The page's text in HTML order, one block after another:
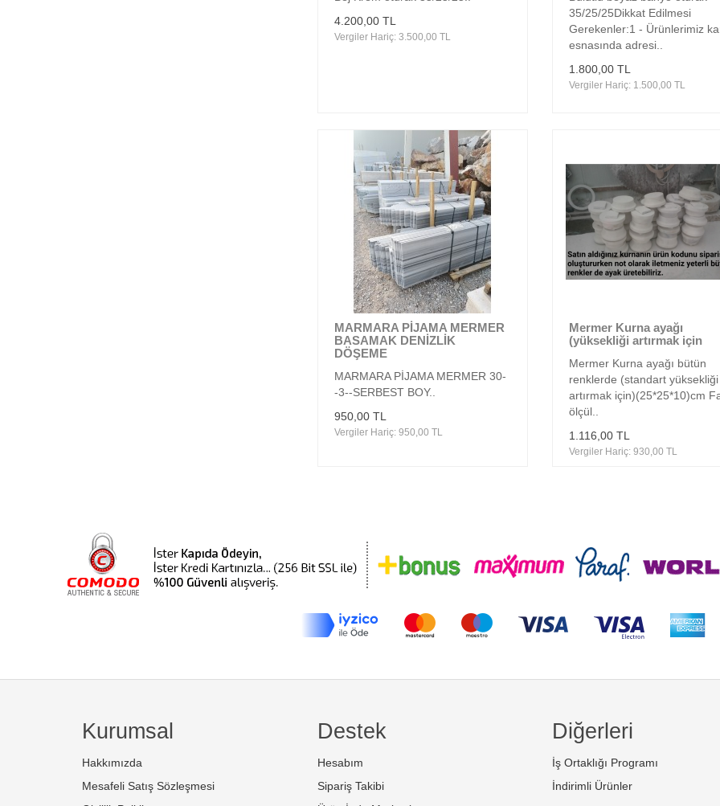
4.200,00 TL
Vergiler Hariç: 3.500,00 TL
35/25/25Dikkat Edilmesi
Gerekenler:1 - Ürünlerimiz
esnasında adresi..
1.800,00 TL
Vergiler Hariç: 1.500,00 TL
MARMARA PİJAMA MERMER
BASAMAK DENİZLİK
DÖŞEME
MARMARA PİJAMA MERMER 30-
-3--SERBEST BOY..
950,00 TL
Vergiler Hariç: 950,00 TL
Mermer Kurna ayağı
(yüksekliği artırmak için
Mermer Kurna ayağı bütün
renklerde (standart yüksekliği
artırmak için)(25*25*10)cm
ölçül..
1.116,00 TL
Vergiler Hariç: 930,00 TL
Kurumsal
Hakkımızda
Mesafeli Satış Sözleşmesi
Destek
Hesabım
Sipariş Takibi
Diğerleri
İş Ortaklığı Programı
İndirimli Ürünler